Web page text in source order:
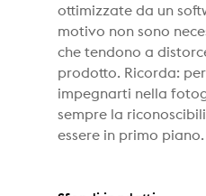
ottimizzate da un
motivo non sono
che tendono a
prodotto. Ricorda:
impegnarti nella
sempre la
essere in primo piano.